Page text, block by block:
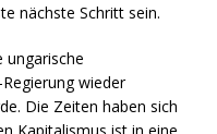
nächste Schritt sein.
ungarische
wieder
Die Zeiten haben sich
Kapitalismus ist in eine